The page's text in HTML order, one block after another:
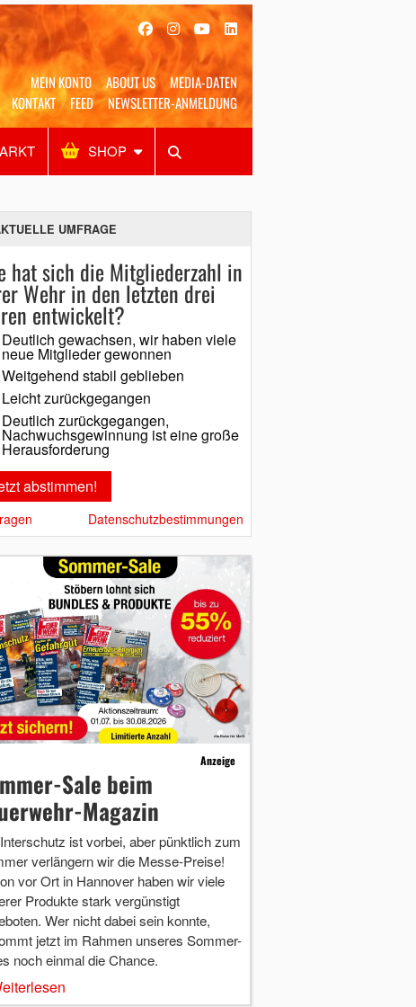
MEIN KONTO ABOUT US
MEDIA-DATEN
KONTAKT
FEED NEWSLETTER-ANMELDUNG
SHOP
Alles Shop SUCHEN
UMFRAGE
hat sich die Mitgliederzahl in
Wehr in den letzten drei
entwickelt?
Deutlich gewachsen, wir haben viele
neue Mitglieder gewonnen
Weitgehend stabil geblieben
Leicht zurückgegangen
Deutlich zurückgegangen,
Nachwuchsgewinnung ist eine große
Herausforderung
Datenschutzbestimmungen
Anzeige
Sale beim
Magazin
ist vorbei, aber pünktlich zum
verlängern wir die Messe-Preise!
vor Ort in Hannover haben wir viele
Produkte stark vergünstigt
Wer nicht dabei sein konnte,
jetzt im Rahmen unseres Sommer-
noch einmal die Chance.